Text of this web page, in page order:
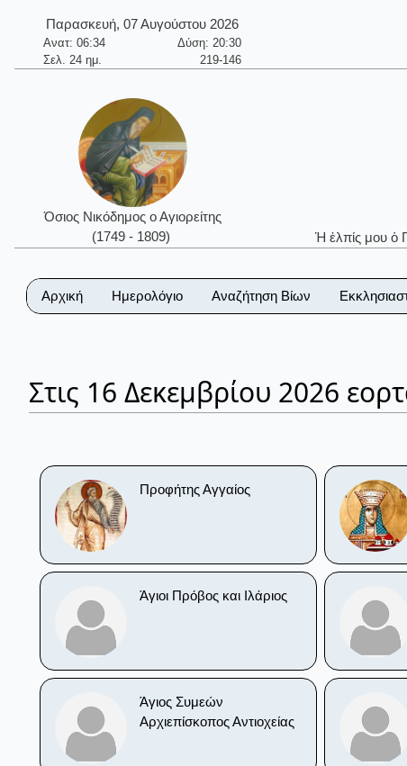
Παρασκευή, 07 Αυγούστου 2026
Ανατ: 06:34
Δύση: 20:30
Σελ. 24 ημ.
219-146
Όσιος Νικόδημος ο Αγιορείτης
(1749 - 1809)
Ἡ ἐλπίς μου ὁ
Αρχική Ημερολόγιο Αναζήτηση Βίων
Στις 16 Δεκεμβρίου 2026
Προφήτης Αγγαίος
Άγιοι Πρόβος και Ιλάριος
Άγιος Συμεών
Αρχιεπίσκοπος Αντιοχείας